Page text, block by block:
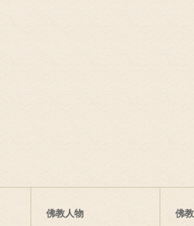
佛教人物
佛